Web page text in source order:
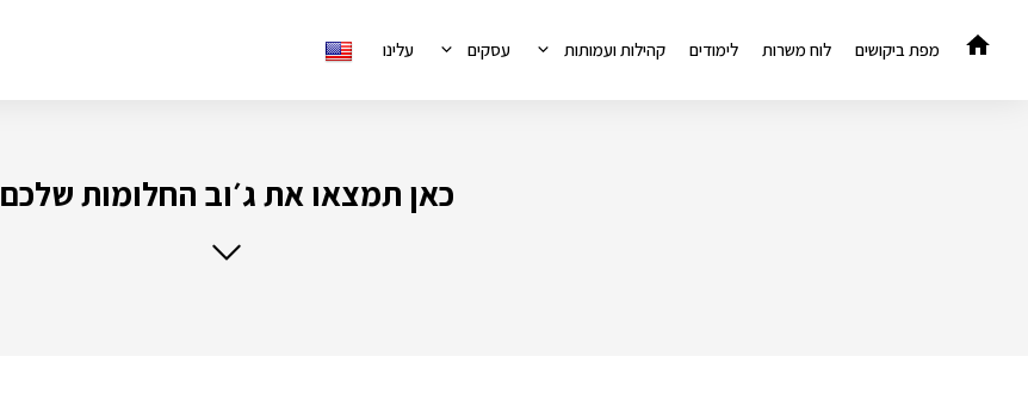
לתוכן
מפת ביקושים לוח משרות לימודים קהילות ועמותות עסקים עלינו
כאן תמצאו את ג׳וב החלומות שלכם